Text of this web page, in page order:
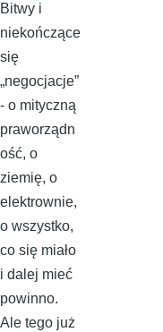
Bitwy i
niekończące
się
„negocjacje”
- o mityczną
praworządn
ość, o
ziemię, o
elektrownie,
o wszystko,
co się miało
i dalej mieć
powinno.
Ale tego już